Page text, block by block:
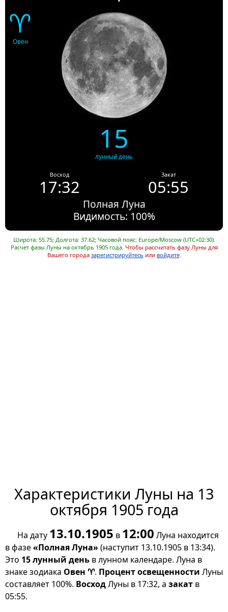
♈
Овен
15
лунный день
Восход
17:32
Закат
05:55
Полная Луна
Видимость: 100%
Широта: 55.75; Долгота: 37.62; Часовой пояс: Europe/Moscow (UTC+02:30).
Расчет фазы Луны на октябрь 1905 года. Чтобы рассчитать фазу Луны для
Вашего города зарегистрируйтесь или войдите.
Характеристики Луны на 13
октября 1905 года
На дату 13.10.1905 в 12:00 Луна находится
в фазе«Полная Луна»(наступит 13.10.1905 в 13:34).
Это 15 лунный день в лунном календаре. Луна в
знаке зодиака Овен ♈. Процент освещенности Луны
составляет 100%. ВосходЛуны в 17:32, а закат в
05:55.